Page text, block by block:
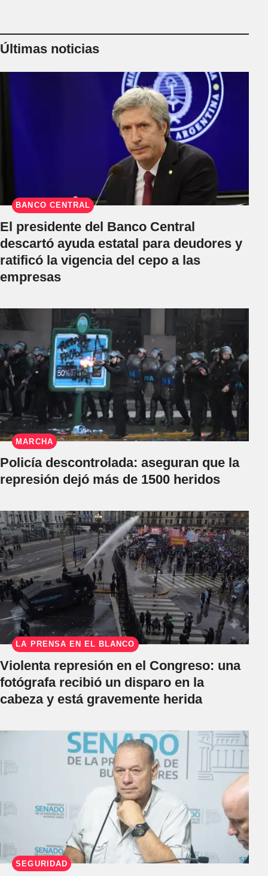
Últimas noticias
BANCO CENTRAL
El presidente del Banco Central
descartó ayuda estatal para deudores y
ratificó la vigencia del cepo a las
empresas
MARCHA
Policía descontrolada: aseguran que la
represión dejó más de 1500 heridos
LA PRENSA EN EL BLANCO
Violenta represión en el Congreso: una
fotógrafa recibió un disparo en la
cabeza y está gravemente herida
SEGURIDAD